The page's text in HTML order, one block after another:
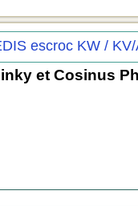
escroc KW /
et Cosinus